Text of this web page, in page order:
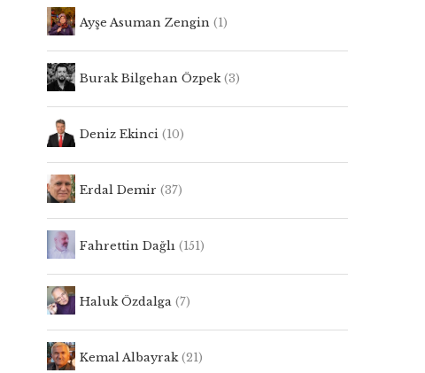
Ayşe Asuman Zengin (1)
Burak Bilgehan Özpek(3)
Deniz Ekinci (10)
Erdal Demir (37)
Fahrettin Dağlı (151)
Haluk Özdalga (7)
Kemal Albayrak(21)